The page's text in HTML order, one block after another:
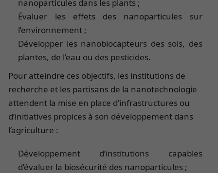
nanoparticules dans les plants ;
Évaluer les effets des nanoparticules sur
l’environnement ;
Développer les nanobiocapteurs des sols, des
plantes, de l’eau ou des pesticides.
Pour atteindre ces objectifs, les institutions de
recherche et les partisans de la nanotechnologie
attendent la mise en place d’infrastructures ou
d’initiatives propices à son développement dans
l’agriculture :
Développement d’institutions capables
d’évaluer la biosécurité des nanoparticules ;